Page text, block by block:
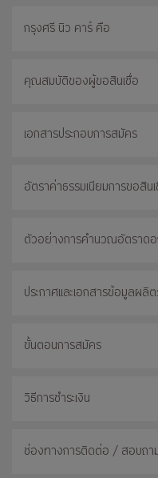
กรุงศรี นิว คาร์ คือ
คุณสมบัติของผู้ขอสินเชื่อ
เอกสารประกอบการสมัคร
อัตราค่าธรรมเนียมการขอสิน
ตัวอย่างการคำนวณอัตราดอ
ประกาศและเอกสารข้อมูลผ
ขั้นตอนการสมัคร
วิธีการชำระเงิน
ช่องทางการติดต่อ / สอบถาม